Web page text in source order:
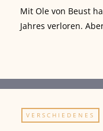
Mit Ole von Beust
Jahres verloren.
VERSCHIEDENES